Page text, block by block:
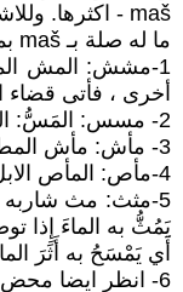
maš - اكثرها. وللاشارة فإن العرب كانوا شهيرين في قراءة الطيور ومنه فكرة التطير من الشيء.
ما له صلة بـ maš بمعنى الطهارة والصفاء
1-مشش: المش
أخرى ، فأتى قضاء
2- مسس: المَسُّ: الجُنون. ورجل مَمْسُوسٌ: به مَسٌّ من الجُنون. ومُسْمِسَ الرجلُ إِذا تُخُبِّطَ.
3- مأش: مأش المطر الارض اذا سحاها
4-مأص: المأص الابل البيض
5-مثث: مث شاربه
يَمُثُّ به الماءَ إِذا
أَي يَمْسَحُ به أَثَرَ
6- انظر ايضا محض ومحص ومحط وصلتهم بالخلوص والتنقية والتصفية.